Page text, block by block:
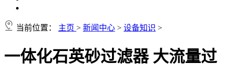
当前位置： 主页 > 新闻中心 > 设备知识 >
一体化石英砂过滤器 大流量过